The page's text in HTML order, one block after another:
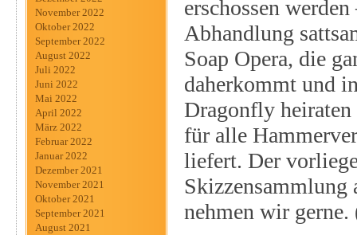
November 2022
Oktober 2022
September 2022
August 2022
Juli 2022
Juni 2022
Mai 2022
April 2022
März 2022
Februar 2022
Januar 2022
Dezember 2021
November 2021
Oktober 2021
September 2021
August 2021
erschossen
Abhandlung
Soap Opera, die
daherkommt und
Dragonfly
für alle
liefert. Der
Skizzensammlung
nehmen wir gerne.